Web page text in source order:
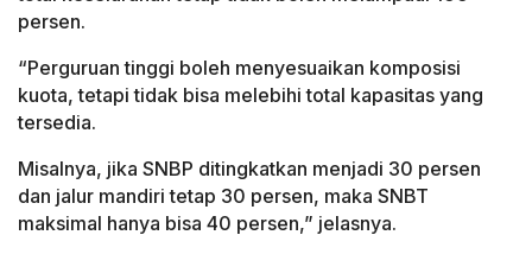
persen.
“Perguruan tinggi boleh menyesuaikan komposisi
kuota, tetapi tidak bisa melebihi total kapasitas yang
tersedia.
Misalnya, jika SNBP ditingkatkan menjadi 30 persen
dan jalur mandiri tetap 30 persen, maka SNBT
maksimal hanya bisa 40 persen,” jelasnya.